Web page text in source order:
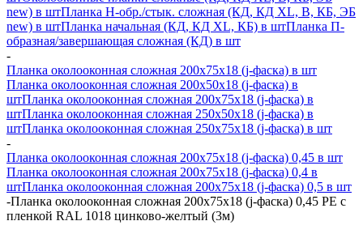
new) в штПланка H-обр./стык. сложная (КД, КД XL, В, КБ, ЭБ
new) в штПланка начальная (КД, КД XL, КБ) в штПланка П-
образная/завершающая сложная (КД) в шт
-
Планка околооконная сложная 200х75х18 (j-фаска) в шт
Планка околооконная сложная 200х50х18 (j-фаска) в
штПланка околооконная сложная 200х75х18 (j-фаска) в
штПланка околооконная сложная 250х50х18 (j-фаска) в
штПланка околооконная сложная 250х75х18 (j-фаска) в шт
-
Планка околооконная сложная 200х75х18 (j-фаска) 0,45 в шт
Планка околооконная сложная 200х75х18 (j-фаска) 0,4 в
штПланка околооконная сложная 200х75х18 (j-фаска) 0,5 в шт
-Планка околооконная сложная 200х75х18 (j-фаска) 0,45 PE с
пленкой RAL 1018 цинково-желтый (3м)